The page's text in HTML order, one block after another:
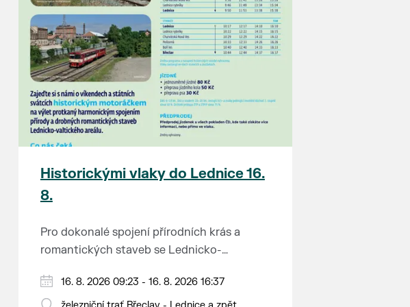
Historickými vlaky do Lednice 16.
8.
Pro dokonalé spojení přírodních krás a
romantických staveb se Lednicko-
Na výlet do této malebné krajiny na jihu
Moravy se vydejte stylově – historickým
Od 1. května do 28. září vás o víkendech a
svátcích mezi Břeclaví a Lednicí sveze
16. 8. 2026 09:23 - 16. 8. 2026 16:37